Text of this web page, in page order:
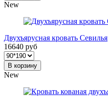
New
Двухъярусная кровать Севилья
16640 руб
В корзину
New